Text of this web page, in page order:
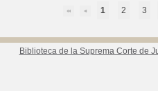
1 2 3
Biblioteca de la Suprema Corte de